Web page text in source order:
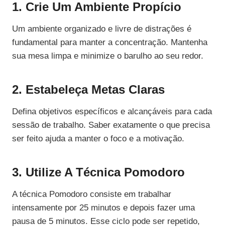
1. Crie Um Ambiente Propício
Um ambiente organizado e livre de distrações é
fundamental para manter a concentração. Mantenha
sua mesa limpa e minimize o barulho ao seu redor.
2. Estabeleça Metas Claras
Defina objetivos específicos e alcançáveis para cada
sessão de trabalho. Saber exatamente o que precisa
ser feito ajuda a manter o foco e a motivação.
3. Utilize A Técnica Pomodoro
A técnica Pomodoro consiste em trabalhar
intensamente por 25 minutos e depois fazer uma
pausa de 5 minutos. Esse ciclo pode ser repetido,